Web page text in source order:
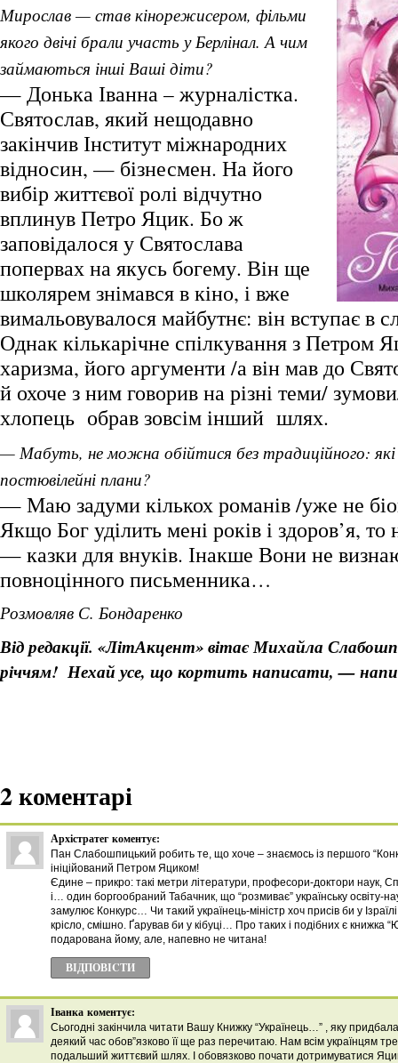
Мирослав — став кінорежисером, фільми
якого двічі брали участь у Берлінал. А чим
займаються інші Ваші діти?
— Донька Іванна – журналістка.
Святослав, який нещодавно
закінчив Інститут міжнародних
відносин, — бізнесмен. На його
вибір життєвої ролі відчутно
вплинув Петро Яцик. Бо ж
заповідалося у Святослава
попервах на якусь богему. Він ще
школярем знімався в кіно, і вже
вимальовувалося майбутнє: він вступає в
Однак кількарічне спілкування з Петром
харизма, його аргументи /а він мав до
й охоче з ним говорив на різні теми/
хлопець обрав зовсім інший шлях.
— Мабуть, не можна обійтися без традиційного:
постювілейні плани?
— Маю задуми кількох романів /уже не
Якщо Бог уділить мені років і здоров’я,
— казки для внуків. Інакше Вони не
повноцінного письменника…
Розмовляв С. Бондаренко
Від редакції. «ЛітАкцент» вітає Михайла
річчям! Нехай усе, що кортить написати, —
2 коментарі
Архістратег коментує:
Пан Слабошпицький робить те, що хоче – знаємось із першого
ініційований Петром Яциком!
Єдине – прикро: такі метри літератури, професори-доктори наук,
і… один боргообраний Табачник, що “розмиває” українську освіту-
замулює Конкурс… Чи такий українець-міністр хоч присів би у
крісло, смішно. Ґарував би у кібуці… Про таких і подібних є книжка
подарована йому, але, напевно не читана!
ВІДПОВІCТИ
Іванка коментує:
Сьогодні закінчила читати Вашу Книжку “Українець…” , яку
деякий час обов”язково її ще раз перечитаю. Нам всім українцям
подальший життєвий шлях. І обовязково почати дотримуватися